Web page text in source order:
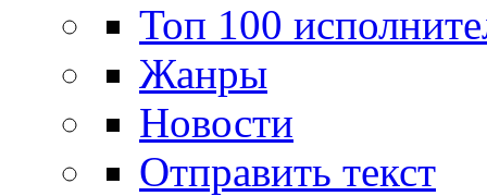
Топ 100
Жанры
Новости
Отправить текст